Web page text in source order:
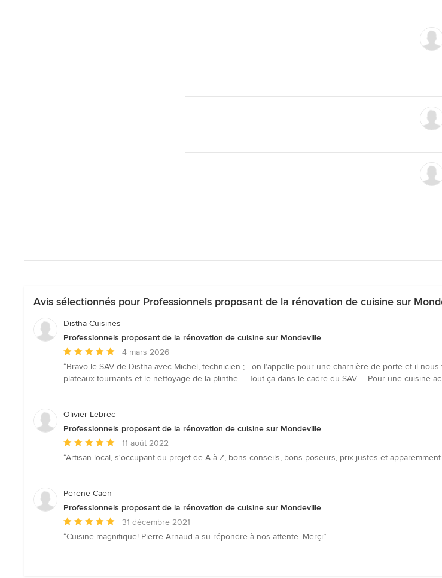
Avis sélectionnés pour Professionnels proposant de la rénovation de cuisine sur
Distha Cuisines
Professionnels proposant de la rénovation de cuisine sur Mondeville
Note
moyenne
:
sur
4 mars 2026
“Bravo le SAV de Distha avec Michel, technicien ; - on l’appelle pour une charnière de porte et il
plateaux tournants et le nettoyage de la plinthe … Tout ça dans le cadre du SAV … Pour une cuisine
Olivier Lebrec
Professionnels proposant de la rénovation de cuisine sur Mondeville
Note
moyenne
étoiles
11 août 2022
“Artisan local, s'occupant du projet de A à Z, bons conseils, bons poseurs, prix justes et
Perene Caen
Professionnels proposant de la rénovation de cuisine sur Mondeville
Note
moyenne
31 décembre 2021
“Cuisine magnifique! Pierre Arnaud a su répondre à nos attente. Merçi”